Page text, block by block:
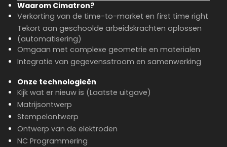
Waarom Cimatron?
Verkorting van de time-to-market en first time right
Tekort aan geschoolde arbeidskrachten oplossen
(automatisering)
Omgaan met complexe geometrie en materialen
Integratie van gegevensstroom en samenwerking
Onze technologieën
Kijk wat er nieuw is (Laatste uitgave)
Matrijsontwerp
Stempelontwerp
Ontwerp van de elektroden
NC Programmering